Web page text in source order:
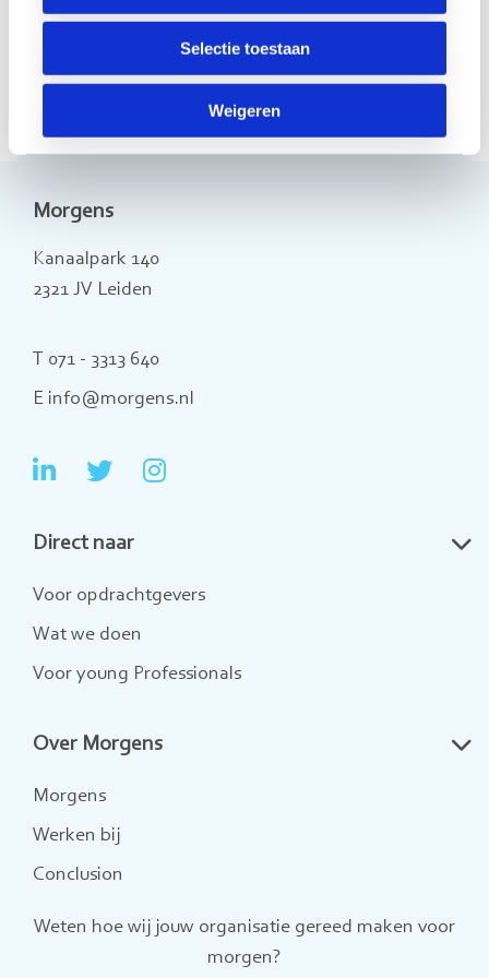
Selectie toestaan
Weigeren
Morgens
Kanaalpark 140
2321 JV Leiden
T 071 - 3313 640
E info@morgens.nl
Ga
LinkedIn
Ga
Twitter
Ga
Direct naar
Voor opdrachtgevers
Wat we doen
Voor young Professionals
Over Morgens
Morgens
Werken bij
Conclusion
Weten hoe wij jouw organisatie gereed maken voor
morgen?